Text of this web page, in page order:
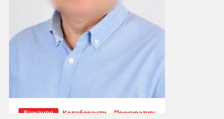
Важливо Колаборанти Прокуратура